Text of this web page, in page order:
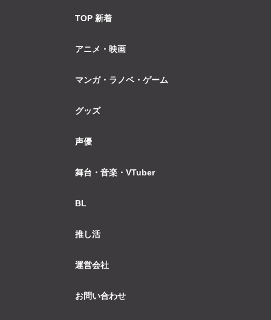
TOP 新着
アニメ・映画
マンガ・ラノベ・ゲーム
グッズ
声優
舞台・音楽・VTuber
BL
推し活
運営会社
お問い合わせ